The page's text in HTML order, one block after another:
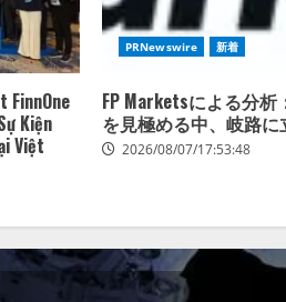
FinnOne
Kiện
Việt
PRNewswire 新着
FP Marketsによる分析
を見極める中、岐路に
2026/08/07/17:53:48